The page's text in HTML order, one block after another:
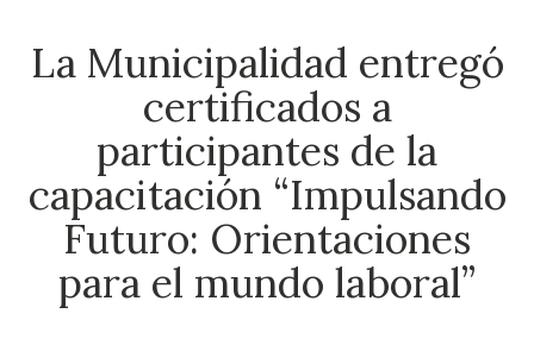
La Municipalidad entregó
certificados a
participantes de la
capacitación “Impulsando
Futuro: Orientaciones
para el mundo laboral”